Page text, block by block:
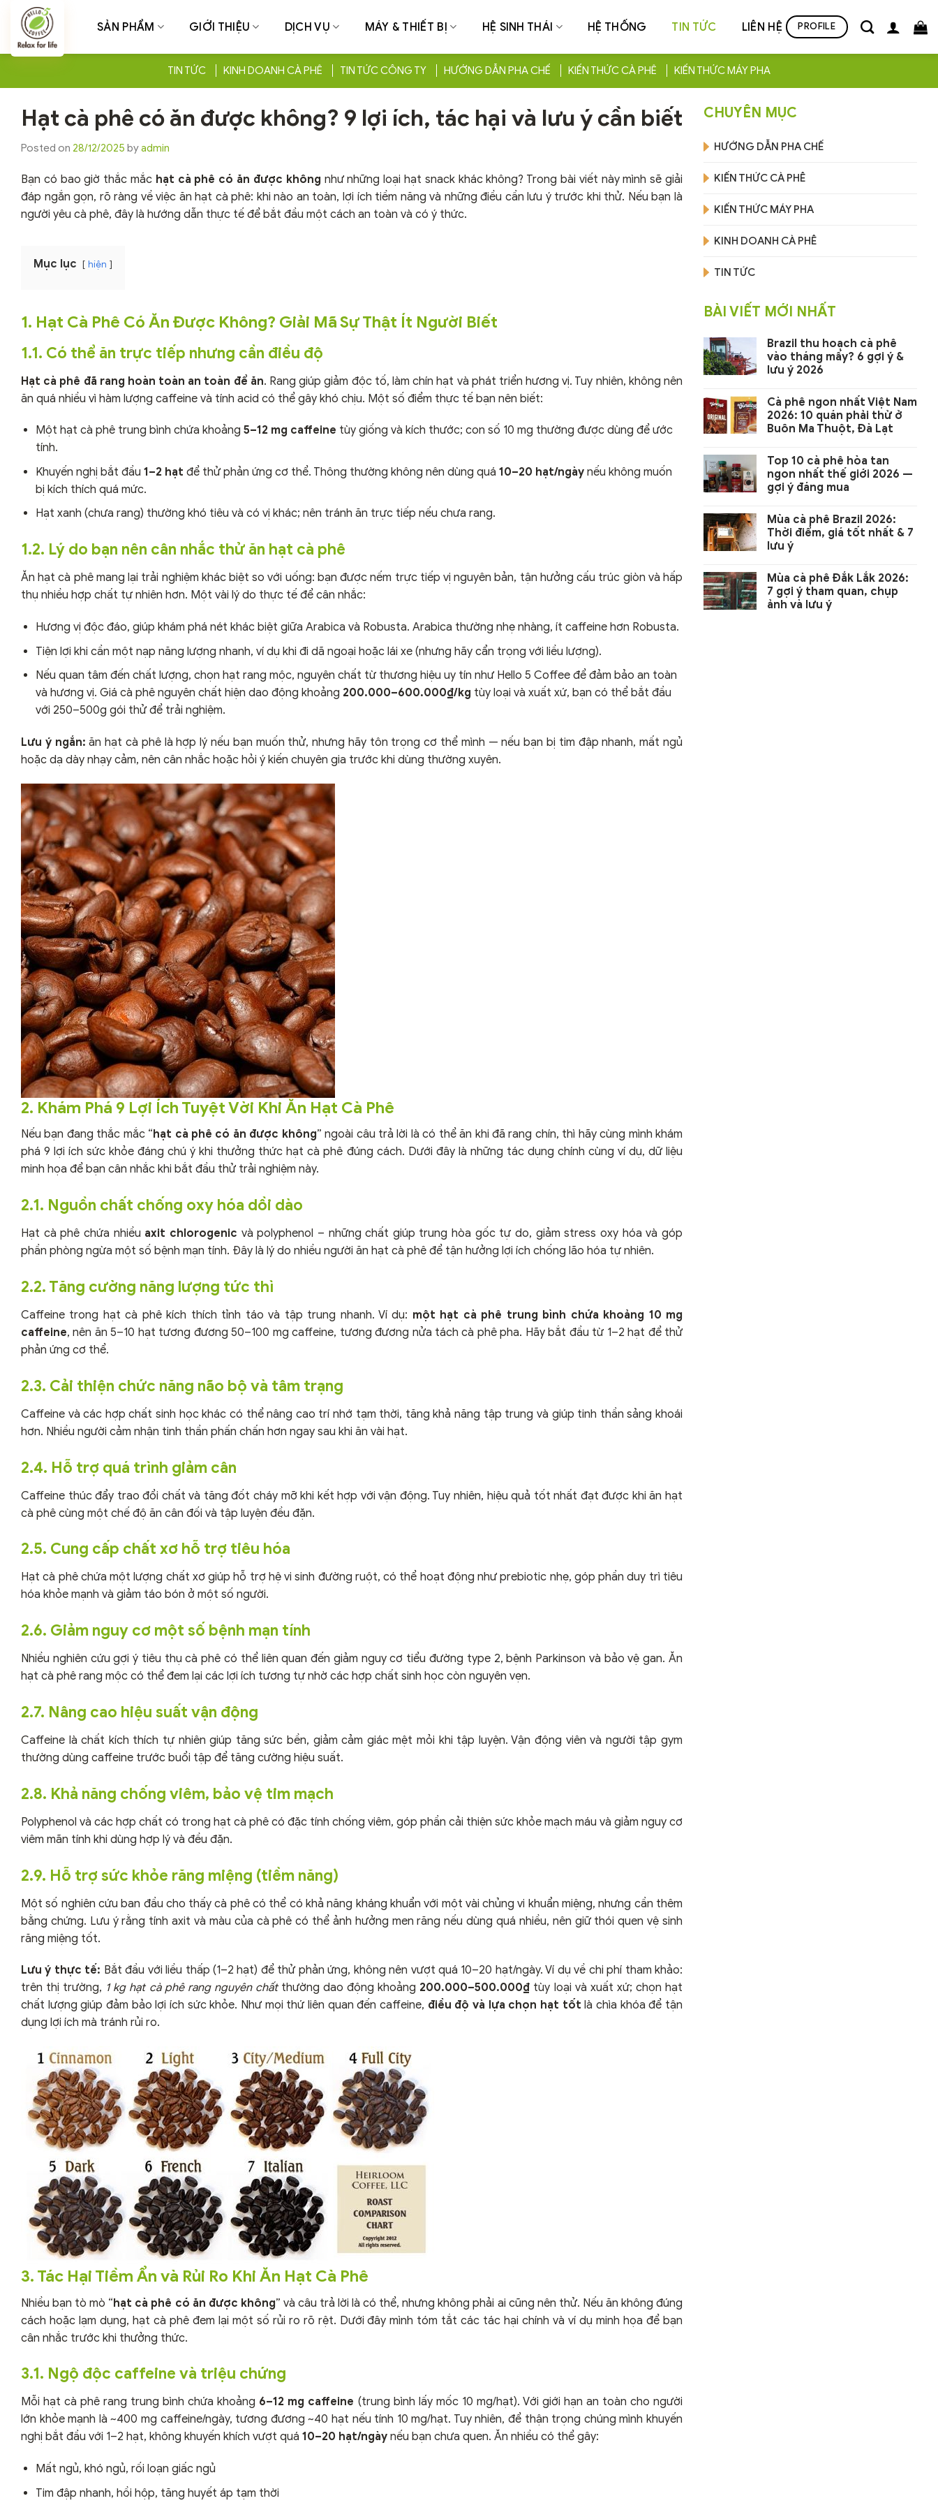
Chuyển
dung
SẢN PHẨM GIỚI THIỆU DỊCH VỤ MÁY & THIẾT BỊ HỆ SINH THÁI HỆ THỐNG TIN TỨC LIÊN HỆ PROFILE
TIN TỨC KINH DOANH CÀ PHÊ TIN TỨC CÔNG TY HƯỚNG DẪN PHA CHẾ KIẾN THỨC CÀ PHÊ KIẾN THỨC MÁY PHA
Hạt cà phê có ăn được không? 9 lợi ích, tác hại và lưu ý cần biết
Posted on 28/12/2025 byadmin
Bạn có bao giờ thắc mắc hạt cà phê có ăn được không như những loại hạt snack khác không? Trong bài viết này mình sẽ giải
đáp ngắn gọn, rõ ràng về việc ăn hạt cà phê: khi nào an toàn, lợi ích tiềm năng và những điều cần lưu ý trước khi thử. Nếu bạn là
người yêu cà phê, đây là hướng dẫn thực tế để bắt đầu một cách an toàn và có ý thức.
Mục lục hiện
1. Hạt Cà Phê Có Ăn Được Không? Giải Mã Sự Thật Ít Người Biết
1.1. Có thể ăn trực tiếp nhưng cần điều độ
Hạt cà phê đã rang hoàn toàn an toàn để ăn. Rang giúp giảm độc tố, làm chín hạt và phát triển hương vị. Tuy nhiên, không nên
ăn quá nhiều vì hàm lượng caffeine và tính acid có thể gây khó chịu. Một số điểm thực tế bạn nên biết:
Một hạt cà phê trung bình chứa khoảng 5–12 mg caffeine tùy giống và kích thước; con số 10 mg thường được dùng để ước
tính.
Khuyến nghị bắt đầu 1–2 hạt để thử phản ứng cơ thể. Thông thường không nên dùng quá 10–20 hạt/ngàynếu không muốn
bị kích thích quá mức.
Hạt xanh (chưa rang) thường khó tiêu và có vị khác; nên tránh ăn trực tiếp nếu chưa rang.
1.2. Lý do bạn nên cân nhắc thử ăn hạt cà phê
Ăn hạt cà phê mang lại trải nghiệm khác biệt so với uống: bạn được nếm trực tiếp vị nguyên bản, tận hưởng cấu trúc giòn và hấp
thụ nhiều hợp chất tự nhiên hơn. Một vài lý do thực tế để cân nhắc:
Hương vị độc đáo, giúp khám phá nét khác biệt giữa Arabica và Robusta. Arabica thường nhẹ nhàng, ít caffeine hơn Robusta.
Tiện lợi khi cần một nạp năng lượng nhanh, ví dụ khi đi dã ngoại hoặc lái xe (nhưng hãy cẩn trọng với liều lượng).
Nếu quan tâm đến chất lượng, chọn hạt rang mộc, nguyên chất từ thương hiệu uy tín như Hello 5 Coffee để đảm bảo an toàn
và hương vị. Giá cà phê nguyên chất hiện dao động khoảng 200.000–600.000₫/kg tùy loại và xuất xứ, bạn có thể bắt đầu
với 250–500g gói thử để trải nghiệm.
Lưu ý ngắn: ăn hạt cà phê là hợp lý nếu bạn muốn thử, nhưng hãy tôn trọng cơ thể mình — nếu bạn bị tim đập nhanh, mất ngủ
hoặc dạ dày nhạy cảm, nên cân nhắc hoặc hỏi ý kiến chuyên gia trước khi dùng thường xuyên.
2. Khám Phá 9 Lợi Ích Tuyệt Vời Khi Ăn Hạt Cà Phê
Nếu bạn đang thắc mắc “hạt cà phê có ăn được không” ngoài câu trả lời là có thể ăn khi đã rang chín, thì hãy cùng mình khám
phá 9 lợi ích sức khỏe đáng chú ý khi thưởng thức hạt cà phê đúng cách. Dưới đây là những tác dụng chính cùng ví dụ, dữ liệu
minh họa để bạn cân nhắc khi bắt đầu thử trải nghiệm này.
2.1. Nguồn chất chống oxy hóa dồi dào
Hạt cà phê chứa nhiều axit chlorogenic và polyphenol – những chất giúp trung hòa gốc tự do, giảm stress oxy hóa và góp
phần phòng ngừa một số bệnh mạn tính. Đây là lý do nhiều người ăn hạt cà phê để tận hưởng lợi ích chống lão hóa tự nhiên.
2.2. Tăng cường năng lượng tức thì
Caffeine trong hạt cà phê kích thích tỉnh táo và tập trung nhanh. Ví dụ: một hạt cà phê trung bình chứa khoảng 10 mg
caffeine, nên ăn 5–10 hạt tương đương 50–100 mg caffeine, tương đương nửa tách cà phê pha. Hãy bắt đầu từ 1–2 hạt để thử
phản ứng cơ thể.
2.3. Cải thiện chức năng não bộ và tâm trạng
Caffeine và các hợp chất sinh học khác có thể nâng cao trí nhớ tạm thời, tăng khả năng tập trung và giúp tinh thần sảng khoái
hơn. Nhiều người cảm nhận tinh thần phấn chấn hơn ngay sau khi ăn vài hạt.
2.4. Hỗ trợ quá trình giảm cân
Caffeine thúc đẩy trao đổi chất và tăng đốt cháy mỡ khi kết hợp với vận động. Tuy nhiên, hiệu quả tốt nhất đạt được khi ăn hạt
cà phê cùng một chế độ ăn cân đối và tập luyện đều đặn.
2.5. Cung cấp chất xơ hỗ trợ tiêu hóa
Hạt cà phê chứa một lượng chất xơ giúp hỗ trợ hệ vi sinh đường ruột, có thể hoạt động như prebiotic nhẹ, góp phần duy trì tiêu
hóa khỏe mạnh và giảm táo bón ở một số người.
2.6. Giảm nguy cơ một số bệnh mạn tính
Nhiều nghiên cứu gợi ý tiêu thụ cà phê có thể liên quan đến giảm nguy cơ tiểu đường type 2, bệnh Parkinson và bảo vệ gan. Ăn
hạt cà phê rang mộc có thể đem lại các lợi ích tương tự nhờ các hợp chất sinh học còn nguyên vẹn.
2.7. Nâng cao hiệu suất vận động
Caffeine là chất kích thích tự nhiên giúp tăng sức bền, giảm cảm giác mệt mỏi khi tập luyện. Vận động viên và người tập gym
thường dùng caffeine trước buổi tập để tăng cường hiệu suất.
2.8. Khả năng chống viêm, bảo vệ tim mạch
Polyphenol và các hợp chất có trong hạt cà phê có đặc tính chống viêm, góp phần cải thiện sức khỏe mạch máu và giảm nguy cơ
viêm mãn tính khi dùng hợp lý và đều đặn.
2.9. Hỗ trợ sức khỏe răng miệng (tiềm năng)
Một số nghiên cứu ban đầu cho thấy cà phê có thể có khả năng kháng khuẩn với một vài chủng vi khuẩn miệng, nhưng cần thêm
bằng chứng. Lưu ý rằng tính axit và màu của cà phê có thể ảnh hưởng men răng nếu dùng quá nhiều, nên giữ thói quen vệ sinh
răng miệng tốt.
Lưu ý thực tế: Bắt đầu với liều thấp (1–2 hạt) để thử phản ứng, không nên vượt quá 10–20 hạt/ngày. Ví dụ về chi phí tham khảo:
trên thị trường, 1 kg hạt cà phê rang nguyên chấtthường dao động khoảng 200.000–500.000₫ tùy loại và xuất xứ; chọn hạt
chất lượng giúp đảm bảo lợi ích sức khỏe. Như mọi thứ liên quan đến caffeine, điều độ và lựa chọn hạt tốt là chìa khóa để tận
dụng lợi ích mà tránh rủi ro.
3. Tác Hại Tiềm Ẩn và Rủi Ro Khi Ăn Hạt Cà Phê
Nhiều bạn tò mò “hạt cà phê có ăn được không” và câu trả lời là có thể, nhưng không phải ai cũng nên thử. Nếu ăn không đúng
cách hoặc lạm dụng, hạt cà phê đem lại một số rủi ro rõ rệt. Dưới đây mình tóm tắt các tác hại chính và ví dụ minh họa để bạn
cân nhắc trước khi thưởng thức.
3.1. Ngộ độc caffeine và triệu chứng
Mỗi hạt cà phê rang trung bình chứa khoảng 6–12 mg caffeine (trung bình lấy mốc 10 mg/hạt). Với giới hạn an toàn cho người
lớn khỏe mạnh là ~400 mg caffeine/ngày, tương đương ~40 hạt nếu tính 10 mg/hạt. Tuy nhiên, để thận trọng chúng mình khuyến
nghị bắt đầu với 1–2 hạt, không khuyến khích vượt quá 10–20 hạt/ngày nếu bạn chưa quen. Ăn nhiều có thể gây:
Mất ngủ, khó ngủ, rối loạn giấc ngủ
Tim đập nhanh, hồi hộp, tăng huyết áp tạm thời
CHUYÊN MỤC
HƯỚNG DẪN PHA CHẾ
KIẾN THỨC CÀ PHÊ
KIẾN THỨC MÁY PHA
KINH DOANH CÀ PHÊ
TIN TỨC
BÀI VIẾT MỚI NHẤT
Brazil thu hoạch cà phê
vào tháng mấy? 6 gợi ý &
lưu ý 2026
Cà phê ngon nhất Việt Nam
2026: 10 quán phải thử ở
Buôn Ma Thuột, Đà Lạt
Top 10 cà phê hòa tan
ngon nhất thế giới 2026 —
gợi ý đáng mua
Mùa cà phê Brazil 2026:
Thời điểm, giá tốt nhất & 7
lưu ý
Mùa cà phê Đắk Lắk 2026:
7 gợi ý tham quan, chụp
ảnh và lưu ý